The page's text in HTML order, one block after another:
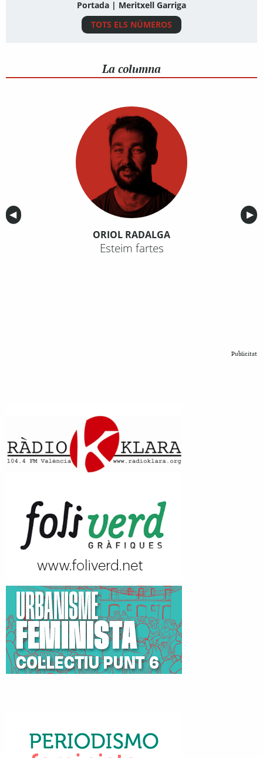
Portada | Meritxell Garriga
TOTS ELS NÚMEROS
La columna
Anterior
◀︎ ▶︎
ORIOL RADALGA
Esteim fartes
Publicitat